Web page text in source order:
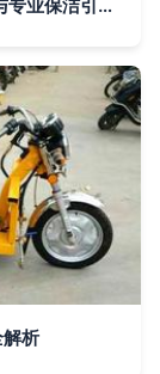
十年承诺，专业守护 美的空调以十年保修与专业保洁引领行业服务新标杆
析